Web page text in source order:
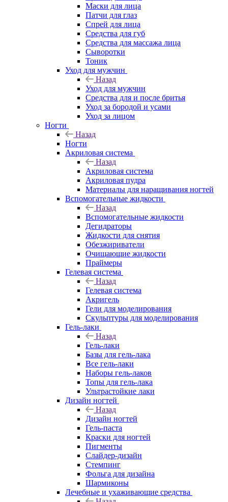
Маски для лица
Патчи для глаз
Спрей для лица
Средства для губ
Средства для массажа лица
Сыворотки
Тоник
Уход для мужчин
Назад
Уход для мужчин
Средства для и после бритья
Уход за бородой и усами
Уход за лицом
Ногти
Назад
Ногти
Акриловая система
Назад
Акриловая система
Акриловая пудра
Материалы для наращивания ногтей
Вспомогательные жидкости
Назад
Вспомогательные жидкости
Дегидраторы
Жидкости для снятия
Обезжириватели
Очищающие жидкости
Праймеры
Гелевая система
Назад
Гелевая система
Акригель
Гели для моделирования
Скульптуры для моделирования
Гель-лаки
Назад
Гель-лаки
Базы для гель-лака
Все гель-лаки
Наборы гель-лаков
Топы для гель-лака
Ультрастойкие лаки
Дизайн ногтей
Назад
Дизайн ногтей
Гель-паста
Краски для ногтей
Пигменты
Слайдер-дизайн
Стемпинг
Фольга для дизайна
Шармиконы
Лечебные и ухаживающие средства